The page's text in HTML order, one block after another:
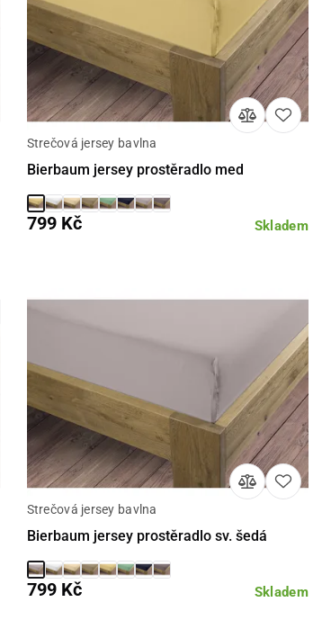
Strečová jersey bavlna
Bierbaum jersey prostěradlo med
Skladem
799 Kč
Strečová jersey bavlna
Bierbaum jersey prostěradlo sv. šedá
Skladem
799 Kč